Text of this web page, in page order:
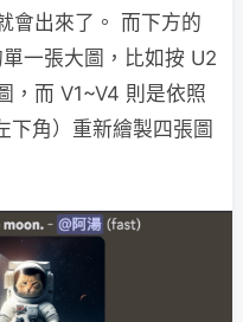
會出來了。 而下方的
一張大圖，比如按 U2
，而 V1~V4 則是依照
下角）重新繪製四張圖